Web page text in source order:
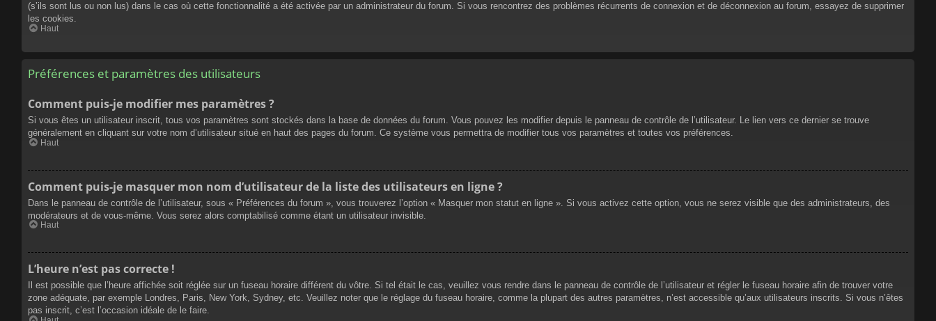
(s’ils sont lus ou non lus) dans le cas où cette fonctionnalité a été activée par un administrateur du forum. Si vous rencontrez des problèmes récurrents de connexion et de déconnexion au forum, essayez de supprimer
les cookies.
Haut
Préférences et paramètres des utilisateurs
Comment puis-je modifier mes paramètres ?
Si vous êtes un utilisateur inscrit, tous vos paramètres sont stockés dans la base de données du forum. Vous pouvez les modifier depuis le panneau de contrôle de l’utilisateur. Le lien vers ce dernier se trouve
généralement en cliquant sur votre nom d’utilisateur situé en haut des pages du forum. Ce système vous permettra de modifier tous vos paramètres et toutes vos préférences.
Haut
Comment puis-je masquer mon nom d’utilisateur de la liste des utilisateurs en ligne ?
Dans le panneau de contrôle de l’utilisateur, sous « Préférences du forum », vous trouverez l’option « Masquer mon statut en ligne ». Si vous activez cette option, vous ne serez visible que des administrateurs, des
modérateurs et de vous-même. Vous serez alors comptabilisé comme étant un utilisateur invisible.
Haut
L’heure n’est pas correcte !
Il est possible que l’heure affichée soit réglée sur un fuseau horaire différent du vôtre. Si tel était le cas, veuillez vous rendre dans le panneau de contrôle de l’utilisateur et régler le fuseau horaire afin de trouver votre
zone adéquate, par exemple Londres, Paris, New York, Sydney, etc. Veuillez noter que le réglage du fuseau horaire, comme la plupart des autres paramètres, n’est accessible qu’aux utilisateurs inscrits. Si vous n’êtes
pas inscrit, c’est l’occasion idéale de le faire.